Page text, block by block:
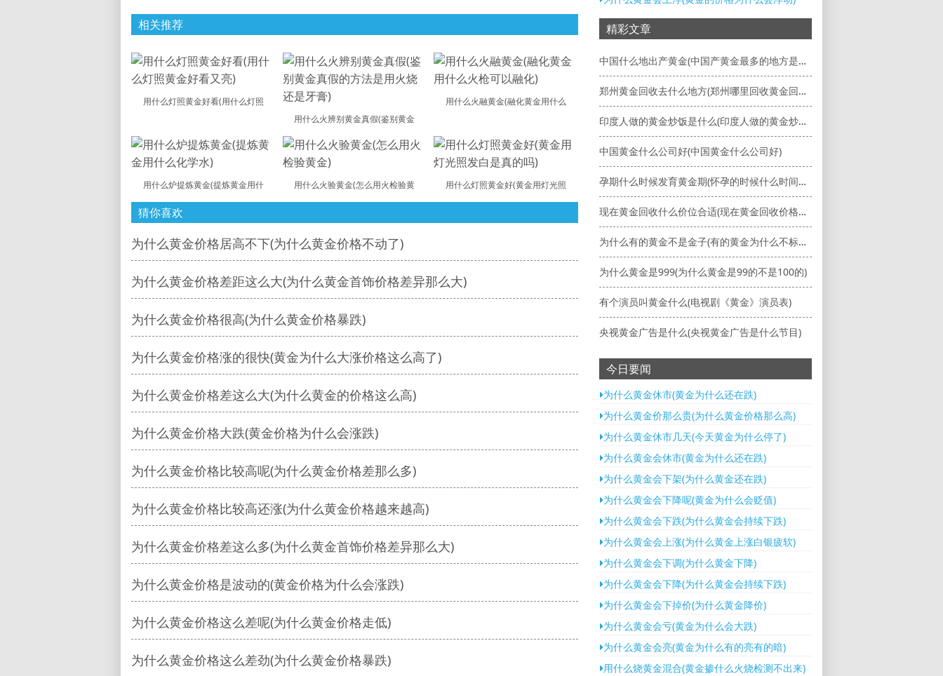
相关推荐
用什么灯照黄金好看(用什么灯照
用什么火辨别黄金真假(鉴别黄金
用什么火融黄金(融化黄金用什么
用什么炉提炼黄金(提炼黄金用什 用什么火验黄金(怎么用火检验黄 用什么灯照黄金好(黄金用灯光照
猜你喜欢
为什么黄金价格居高不下(为什么黄金价格不动了)
为什么黄金价格差距这么大(为什么黄金首饰价格差异那么大)
为什么黄金价格很高(为什么黄金价格暴跌)
为什么黄金价格涨的很快(黄金为什么大涨价格这么高了)
为什么黄金价格差这么大(为什么黄金的价格这么高)
为什么黄金价格大跌(黄金价格为什么会涨跌)
为什么黄金价格比较高呢(为什么黄金价格差那么多)
为什么黄金价格比较高还涨(为什么黄金价格越来越高)
为什么黄金价格差这么多(为什么黄金首饰价格差异那么大)
为什么黄金价格是波动的(黄金价格为什么会涨跌)
为什么黄金价格这么差呢(为什么黄金价格走低)
为什么黄金价格这么差劲(为什么黄金价格暴跌)
精彩文章
中国什么地出产黄金(中国产黄金最多的地方是哪里)
郑州黄金回收去什么地方(郑州哪里回收黄金回收价格多少钱一克)
印度人做的黄金炒饭是什么(印度人做的黄金炒饭是什么味道)
中国黄金什么公司好(中国黄金什么公司好)
孕期什么时候发育黄金期(怀孕的时候什么时间是发育最快的)
现在黄金回收什么价位合适(现在黄金回收价格高吗)
为什么有的黄金不是金子(有的黄金为什么不标克数和含金量)
为什么黄金是999(为什么黄金是99的不是100的)
有个演员叫黄金什么(电视剧《黄金》演员表)
央视黄金广告是什么(央视黄金广告是什么节目)
今日要闻
为什么黄金休市(黄金为什么还在跌)
为什么黄金价那么贵(为什么黄金价格那么高)
为什么黄金休市几天(今天黄金为什么停了)
为什么黄金会休市(黄金为什么还在跌)
为什么黄金会下架(为什么黄金还在跌)
为什么黄金会下降呢(黄金为什么会贬值)
为什么黄金会下跌(为什么黄金会持续下跌)
为什么黄金会上涨(为什么黄金上涨白银疲软)
为什么黄金会下调(为什么黄金下降)
为什么黄金会下降(为什么黄金会持续下跌)
为什么黄金会下掉价(为什么黄金降价)
为什么黄金会亏(黄金为什么会大跌)
为什么黄金会亮(黄金为什么有的亮有的暗)
用什么烧黄金混合(黄金掺什么火烧检测不出来)